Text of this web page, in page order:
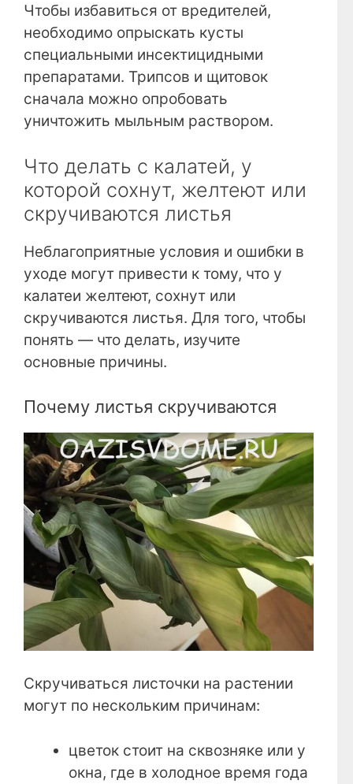
Чтобы избавиться от вредителей,
необходимо опрыскать кусты
специальными инсектицидными
препаратами. Трипсов и щитовок
сначала можно опробовать
уничтожить мыльным раствором.
Что делать с калатей, у
которой сохнут, желтеют или
скручиваются листья
Неблагоприятные условия и ошибки в
уходе могут привести к тому, что у
калатеи желтеют, сохнут или
скручиваются листья. Для того, чтобы
понять — что делать, изучите
основные причины.
Почему листья скручиваются
Скручиваться листочки на растении
могут по нескольким причинам:
цветок стоит на сквозняке или у
окна, где в холодное время года